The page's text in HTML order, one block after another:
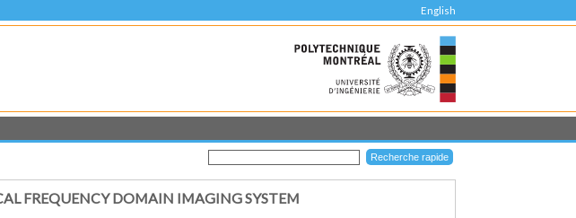
English
FREQUENCY DOMAIN IMAGING SYSTEM